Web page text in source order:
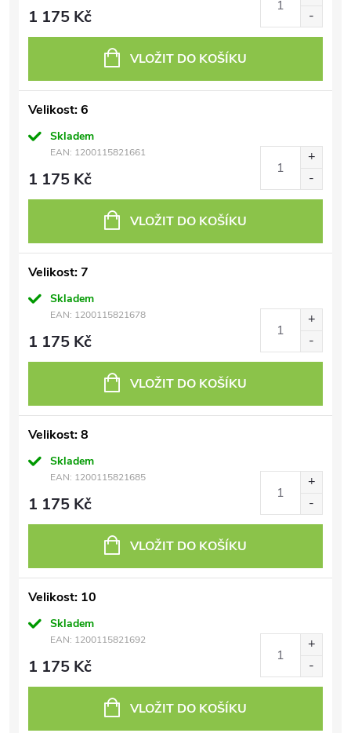
1 175 Kč
VLOŽIT DO KOŠÍKU
Velikost: 6
Skladem
EAN: 1200115821661
1 175 Kč
VLOŽIT DO KOŠÍKU
Velikost: 7
Skladem
EAN: 1200115821678
1 175 Kč
VLOŽIT DO KOŠÍKU
Velikost: 8
Skladem
EAN: 1200115821685
1 175 Kč
VLOŽIT DO KOŠÍKU
Velikost: 10
Skladem
EAN: 1200115821692
1 175 Kč
VLOŽIT DO KOŠÍKU